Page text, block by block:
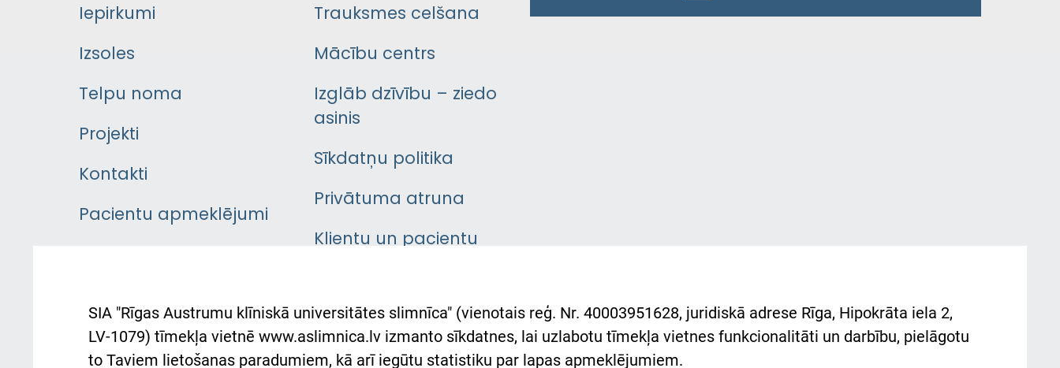
Iepirkumi
Izsoles
Telpu noma
Projekti
Kontakti
Pacientu apmeklējumi
Pacienta
atsauksmju/sūdzību
Trauksmes celšana
Mācību centrs
Izglāb dzīvību – ziedo
asinis
Sīkdatņu politika
Privātuma atruna
Klientu un pacientu
Austrumu slimnīcas
atbalsts Ukrainai
SIA "Rīgas Austrumu klīniskā universitātes slimnīca" (vienotais reģ. Nr. 40003951628, juridiskā adrese Rīga, Hipokrāta iela 2,
LV-1079) tīmekļa vietnē www.aslimnica.lv izmanto sīkdatnes, lai uzlabotu tīmekļa vietnes funkcionalitāti un darbību, pielāgotu
to Taviem lietošanas paradumiem, kā arī iegūtu statistiku par lapas apmeklējumiem.